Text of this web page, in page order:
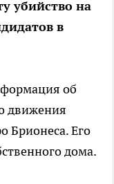
убийство на
в
об
движения
Брионеса. Его
дома.